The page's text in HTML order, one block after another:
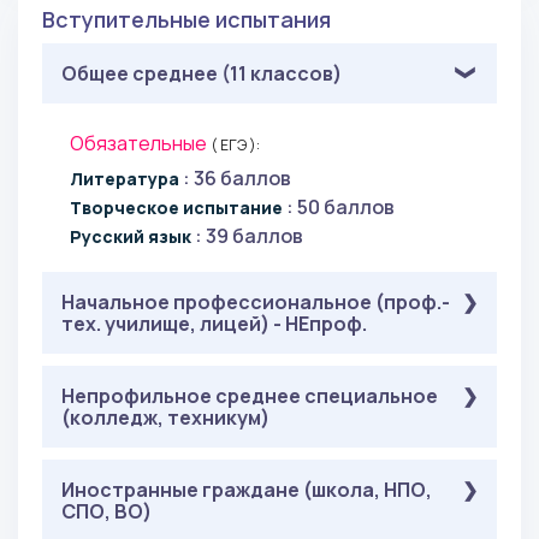
Вступительные испытания
Общее среднее (11 классов)
Обязательные ( ЕГЭ ):
Литература : 36 баллов
Творческое испытание : 50 баллов
Русский язык : 39 баллов
Начальное профессиональное (проф.-
тех. училище, лицей) - НЕпроф.
Обязательные ( ЕГЭ ):
Литература: 36 баллов
Русский язык: 39 баллов
Непрофильное среднее специальное
(колледж, техникум)
Обязательные( ЕГЭ ):
Литература
Иностранные граждане (школа, НПО,
СПО, ВО)